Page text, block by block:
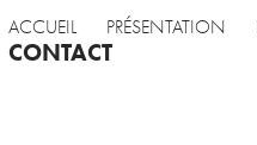
ACCUEIL PRÉSENTATION
CONTACT